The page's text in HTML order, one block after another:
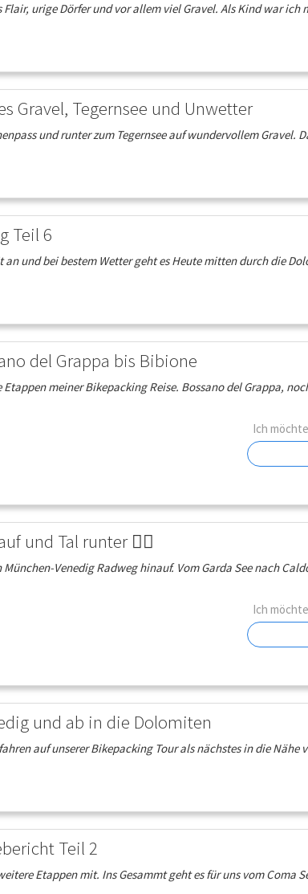
urige Dörfer und vor allem viel Gravel. Als Kind war
Gravel, Tegernsee und Unwetter
und runter zum Tegernsee auf wundervollem
Teil 6
und bei bestem Wetter geht es Heute mitten durch die
del Grappa bis Bibione
meiner Bikepacking Reise. Bossano del Grappa,
Ich
und Tal runter 🚴‍♂️
Venedig Radweg hinauf. Vom Garda See nach
Ich
und ab in die Dolomiten
auf unserer Bikepacking Tour als nächstes in die
Teil 2
Etappen mit. Ins Gesammt geht es für uns vom Coma